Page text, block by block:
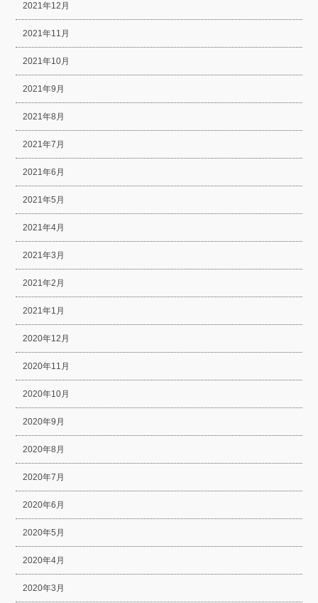
2021年12月
2021年11月
2021年10月
2021年9月
2021年8月
2021年7月
2021年6月
2021年5月
2021年4月
2021年3月
2021年2月
2021年1月
2020年12月
2020年11月
2020年10月
2020年9月
2020年8月
2020年7月
2020年6月
2020年5月
2020年4月
2020年3月